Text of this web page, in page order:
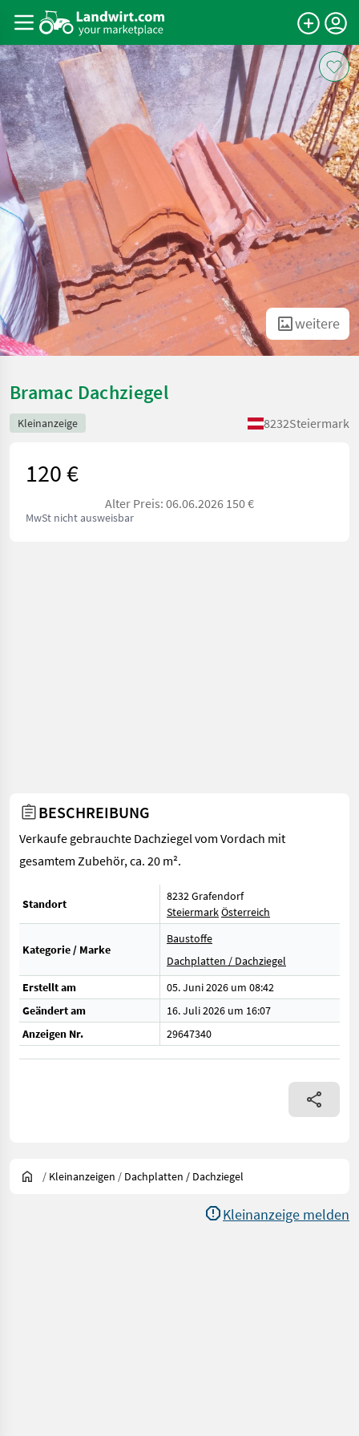
weitere
Bramac Dachziegel
Kleinanzeige 8232Steiermark
120 €
Alter Preis: 06.06.2026 150 €
MwSt nicht ausweisbar
BESCHREIBUNG
Verkaufe gebrauchte Dachziegel vom Vordach mit
gesamtem Zubehör, ca. 20 m².
Standort
8232 Grafendorf
SteiermarkÖsterreich
Kategorie / Marke
Baustoffe
Dachplatten / Dachziegel
Erstellt am
05. Juni 2026 um 08:42
Geändert am
16. Juli 2026 um 16:07
Anzeigen Nr.
29647340
/ Kleinanzeigen / Dachplatten / Dachziegel
Kleinanzeige melden